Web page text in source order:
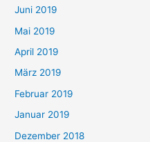
Juni 2019
Mai 2019
April 2019
März 2019
Februar 2019
Januar 2019
Dezember 2018